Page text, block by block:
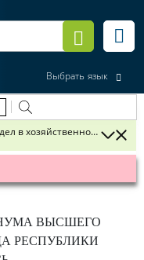
Выбрать язык
в хозяйственном суде
ВЫСШЕГО
РЕСПУБЛИКИ